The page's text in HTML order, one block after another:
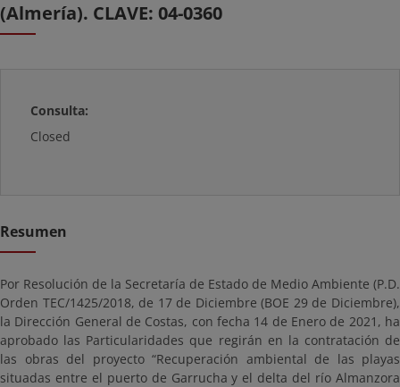
(Almería). CLAVE: 04-0360
Consulta:
Closed
Resumen
Por Resolución de la Secretaría de Estado de Medio Ambiente (P.D.
Orden TEC/1425/2018, de 17 de Diciembre (BOE 29 de Diciembre),
la Dirección General de Costas, con fecha 14 de Enero de 2021, ha
aprobado las Particularidades que regirán en la contratación de
las obras del proyecto “Recuperación ambiental de las playas
situadas entre el puerto de Garrucha y el delta del río Almanzora